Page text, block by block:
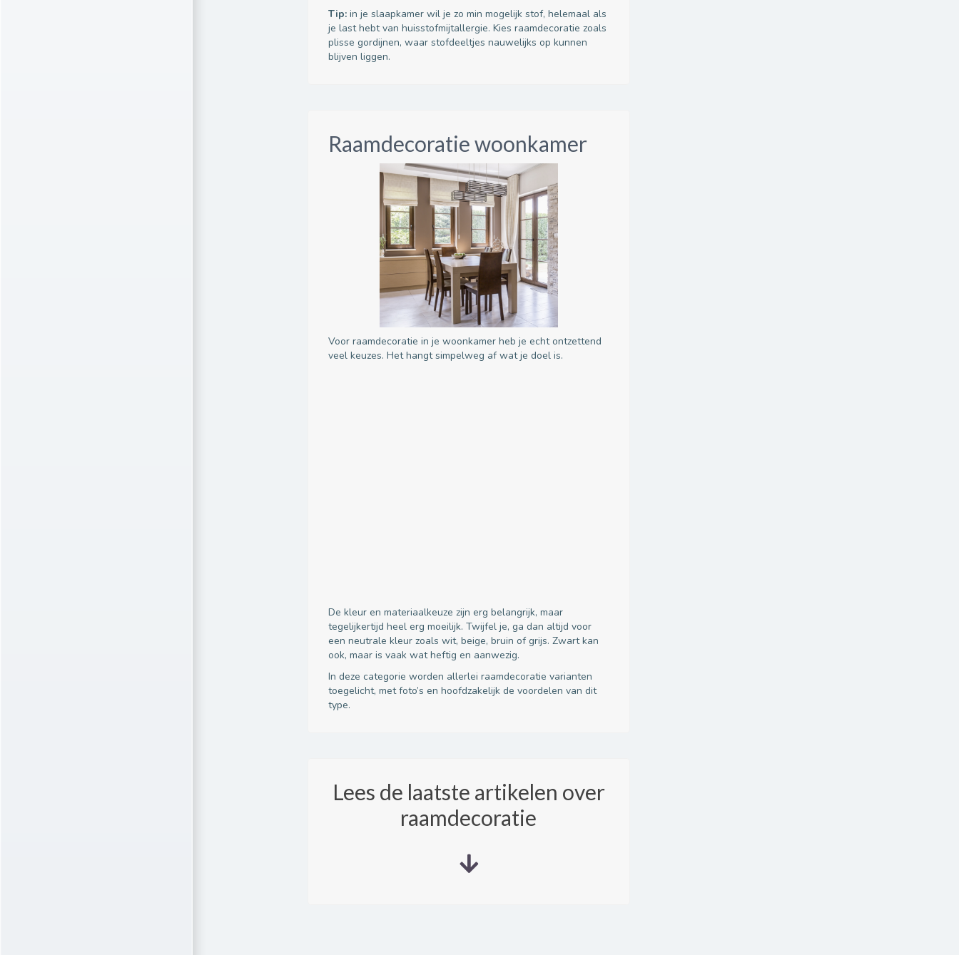
Tip: in je slaapkamer wil je zo min mogelijk stof, helemaal als
je last hebt van huisstofmijtallergie. Kies raamdecoratie zoals
plisse gordijnen, waar stofdeeltjes nauwelijks op kunnen
blijven liggen.
Raamdecoratie woonkamer
Voor raamdecoratie in je woonkamer heb je echt ontzettend
veel keuzes. Het hangt simpelweg af wat je doel is.
De kleur en materiaalkeuze zijn erg belangrijk, maar
tegelijkertijd heel erg moeilijk. Twijfel je, ga dan altijd voor
een neutrale kleur zoals wit, beige, bruin of grijs. Zwart kan
ook, maar is vaak wat heftig en aanwezig.
In deze categorie worden allerlei raamdecoratie varianten
toegelicht, met foto’s en hoofdzakelijk de voordelen van dit
type.
Lees de laatste artikelen over
raamdecoratie